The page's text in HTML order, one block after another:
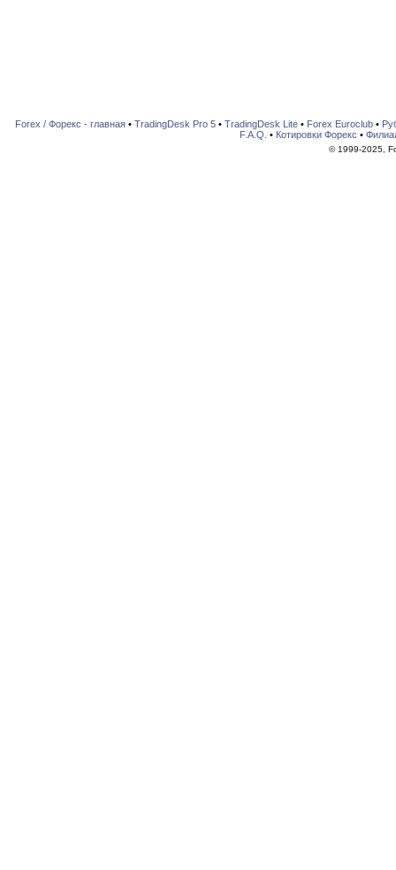
Forex / Форекс - главная• TradingDesk Pro 5• TradingDesk Lite• Forex Euroclub•
F.A.Q. • Котировки Форекс •
© 1999-2025,